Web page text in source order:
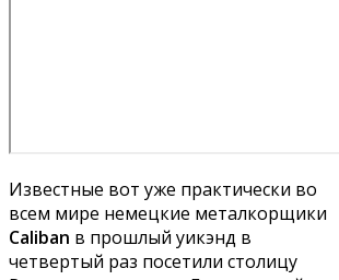
Известные вот уже практически во
всем мире немецкие металкорщики
Caliban в прошлый уикэнд в
четвертый раз посетили столицу